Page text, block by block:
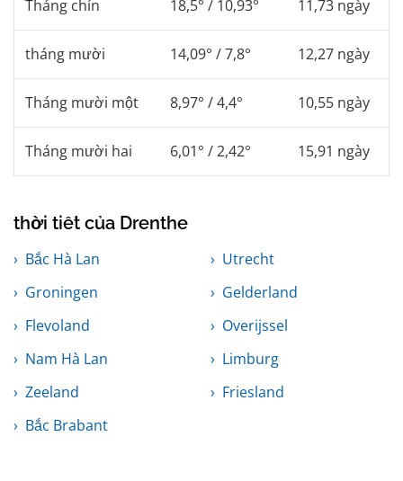
Tháng chín 18,5° / 10,93° 11,73 ngày
tháng mười 14,09° / 7,8° 12,27 ngày
Tháng mười một 8,97° / 4,4° 10,55 ngày
Tháng mười hai 6,01° / 2,42° 15,91 ngày
thời tiết của Drenthe
Bắc Hà Lan
Utrecht
Groningen
Gelderland
Flevoland
Overijssel
Nam Hà Lan
Limburg
Zeeland
Friesland
Bắc Brabant